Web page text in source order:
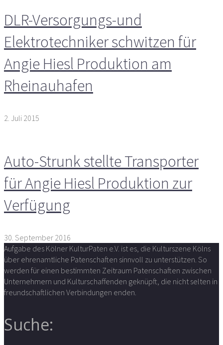
DLR-Versorgungs-und
Elektrotechniker schwitzen für
Angie Hiesl Produktion am
Rheinauhafen
2. Juli 2015
Auto-Strunk stellte Transporter
für Angie Hiesl Produktion zur
Verfügung
30. September 2016
Aufgabe des Kölner KulturPaten e.V. ist es, die Kulturszene Kölns
über ehrenamtliche Patenschaften sinnvoll zu unterstützen. So
werden für einen bestimmten Zeitraum Patenschaften zwischen
Unternehmern und Kulturschaffenden geknüpft, die nicht selten in
freundschaftlichen Verbindungen enden.
Suche: